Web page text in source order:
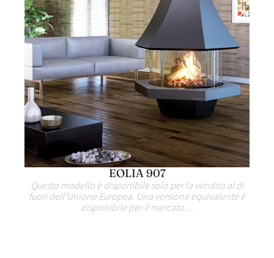
EOLIA 907
Questo modello è disponibile solo per la vendita al di
fuori dell’Unione Europea. Una versione equivalente è
disponibile per il mercato ...